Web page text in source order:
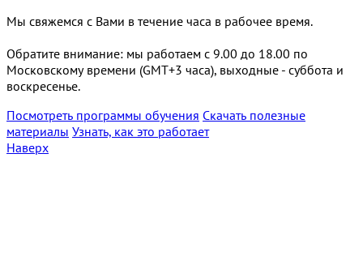
Мы свяжемся с Вами в течение часа в рабочее время.
Обратите внимание: мы работаем с 9.00 до 18.00 по
Московскому времени (GMT+3 часа), выходные - суббота и
воскресенье.
Посмотреть программы обучения Скачать полезные
материалы Узнать, как это работает
Наверх